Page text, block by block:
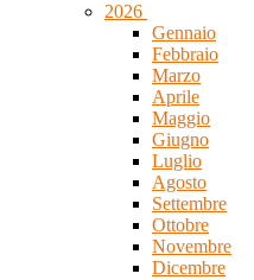
2026
Gennaio
Febbraio
Marzo
Aprile
Maggio
Giugno
Luglio
Agosto
Settembre
Ottobre
Novembre
Dicembre